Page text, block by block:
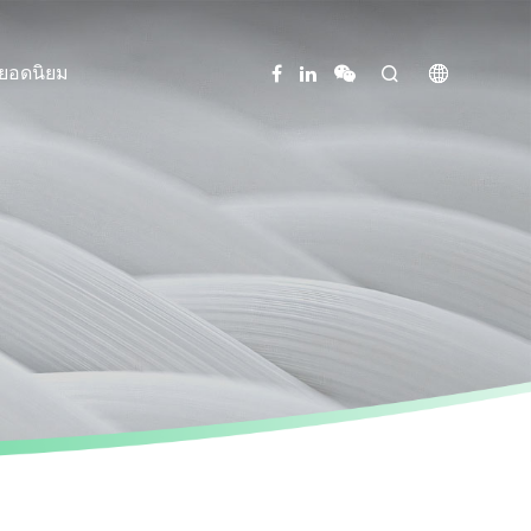
อดนิยม  